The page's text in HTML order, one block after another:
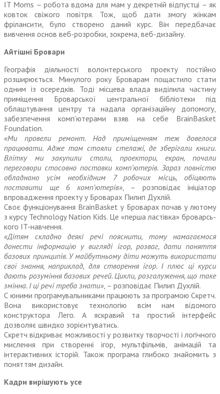
IT Moms – робота вдома для мам у декретній відпустці – як
ковток свіжого повітря. Тож, щоб дати змогу жінкам
фрілансити, було створено даний курс. Він передбачає
вивчення основ веб-розробки, зокрема, веб-дизайну.
Айтішні Бровари
Географія діяльності волонтерського проекту постійно
розширюється. Минулого року Броварам пощастило стати
одним із осередків. Тоді місцева влада виділила частину
приміщення Броварської цент­ральної бібліотеки під
облаштування центру та надала організаційну допомогу,
забезпечення комп’ютерами взяв на себе BrainBasket
Foundation.
«Ми провели ремонт. Над приміщенням теж довелося
працювати. Адже там стояли стелажі, де зберігали книги.
Влітку ми закупили столи, проектори, екран, почали
переговори стосовно поставки комп’ютерів. Зараз повністю
обладнано усім необхідним 7 робочих місць, обіцяють
поставити ще 6 комп’ютерів», – розповідає ініціатор
впровадження проекту у Броварах Пилип Духлій.
Своє функціонування BrainBasket у Броварах почав у лютому
з курсу Technology Nation Kids. Це «перша ластівка» броварсь­
кого IT-навчення.
«Дітям складно деякі речі пояснити, тому намагаємося
донести інформацію у вигляді ігор, розваг, дати поняття
базових принципів. У майбутньому діти можуть використати
свої знання, наприк­лад, для створення ігор. І плюс ці курси
дають розуміння базових речей. Цикли, розгалуження, що таке
змінна. І ці речі треба знати», – розповідає Пилип Духлій.
С юними програмувальниками працюють за програмою Скретч.
Вона використовує технологію всім нам відомого
конструктора Лего. А яскравий та простий інтерфейс
дозволяє швидко зорієнтуватись.
Скретч відкриває можливості у розвитку творчості і логічного
мислення при створенні ігор, мультфільмів, анімацій та
інтерактивних історій. Також програма глибоко знайомить з
поняттям дизайн.
Кадри вирішують усе